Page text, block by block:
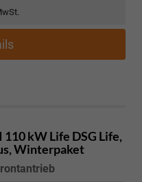
110 kW Life DSG Life,
Winterpaket